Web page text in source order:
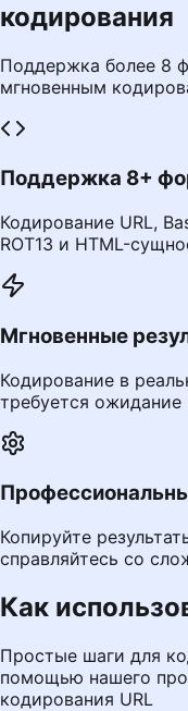
кодирования
Поддержка более 8
мгновенным
Поддержка 8+
Кодирование URL,
ROT13 и HTML-
Мгновенные
Кодирование в
требуется ожидание
Копируйте
справляйтесь со
Как
Простые шаги для
помощью нашего
кодирования URL